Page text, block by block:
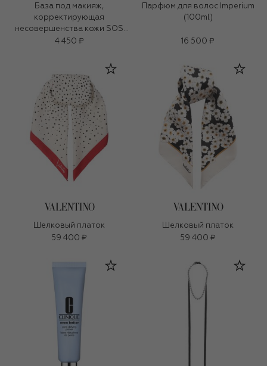
База под макияж,
корректирующая
несовершенства кожи SOS
Primer (30ml)
4 450 ₽
Парфюм для волос Imperium
(100ml)
16 500 ₽
Шелковый платок
59 400 ₽
Шелковый платок
59 400 ₽